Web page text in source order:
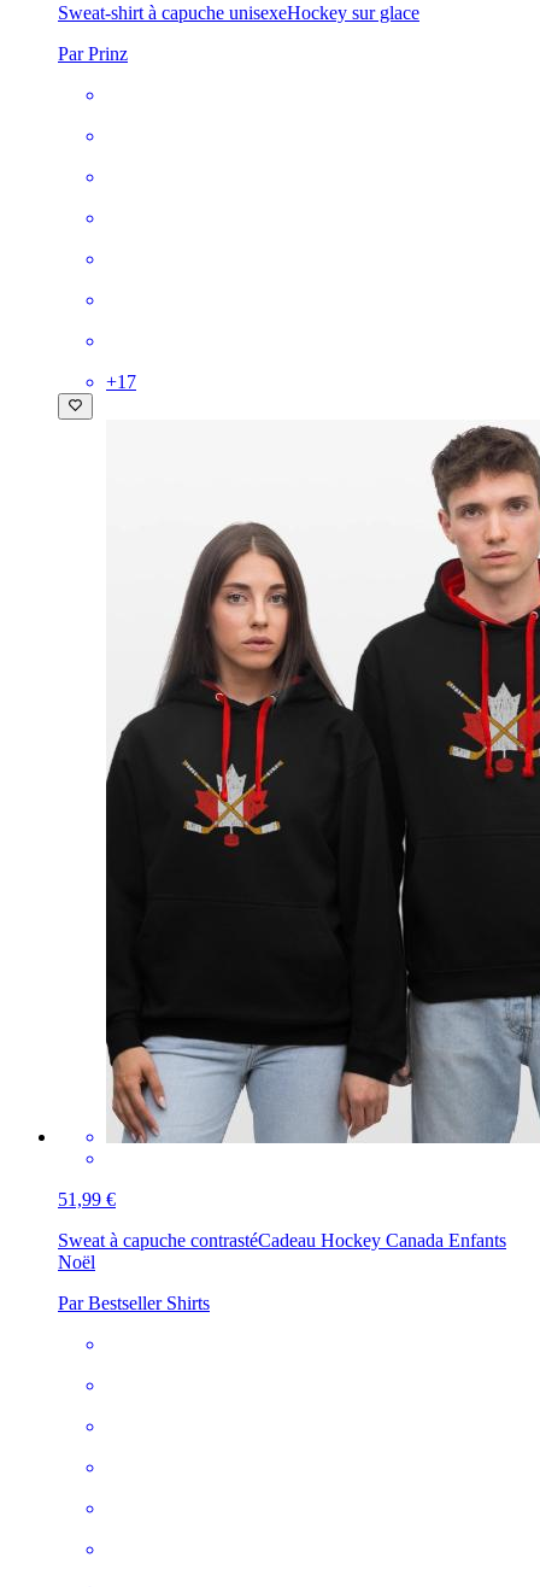
Sweat-shirt à capuche unisexeHockey sur glace
Par Prinz
+17
51,99 €
Sweat à capuche contrastéCadeau Hockey Canada Enfants
Noël
Par Bestseller Shirts